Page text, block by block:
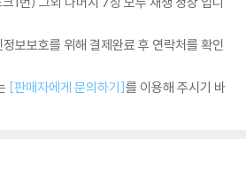
보보호를 위해 결제완료 후 연락처를 확인
[판매자에게 문의하기]를 이용해 주시기 바